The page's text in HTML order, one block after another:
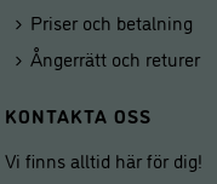
Priser och betalning
Ångerrätt och returer
KONTAKTA OSS
Vi finns alltid här för dig!